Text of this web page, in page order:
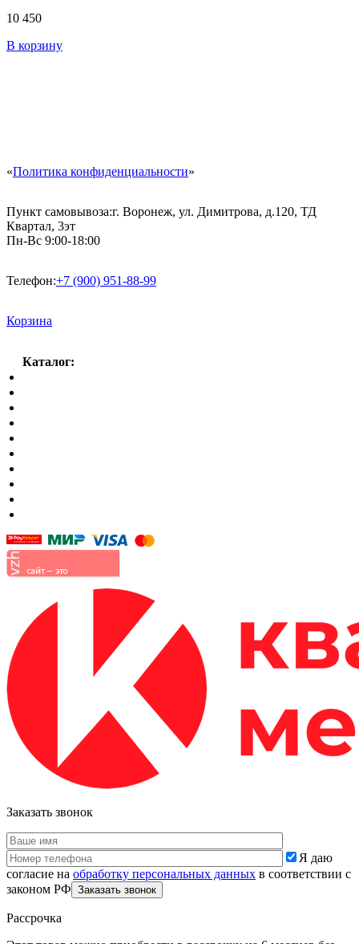
10 450
В корзину
«Политика конфиденциальности»
Пункт самовывоза:г. Воронеж, ул. Димитрова, д.120, ТД
Квартал, 3эт
Пн-Вс 9:00-18:00
Телефон:+7 (900) 951-88-99
Корзина
Каталог:
Заказать звонок
Я даю
согласие на обработку персональных данных в соответствии с
законом РФ
Рассрочка